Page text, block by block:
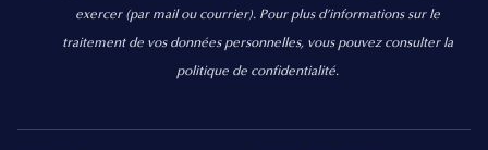
exercer (par mail ou courrier). Pour plus d’informations sur le
traitement de vos données personnelles, vous pouvez consulter la
politique de confidentialité.